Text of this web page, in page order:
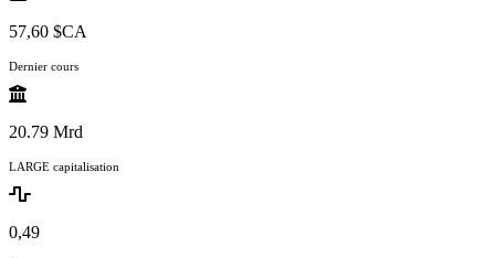
57,60 $CA
Dernier cours
20.79 Mrd
LARGE capitalisation
0,49